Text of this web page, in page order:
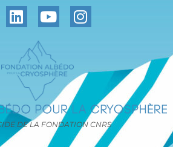
DE LA FONDATION CNRS